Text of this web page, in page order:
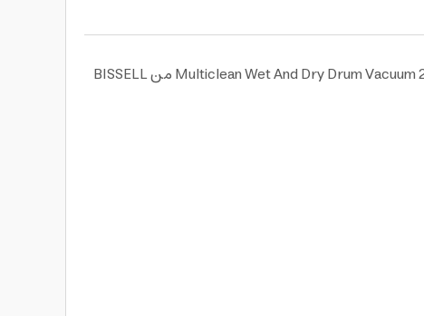
حافظ على منزلك أو مكتبك نظيفا وأنيقا وقم بإزالة جميع الأوساخ والغبار بشكل مثالي بواسطة مكنسة جاف ورطب Multiclean Wet And Dry Drum Vacuum 2026K من BISSELL